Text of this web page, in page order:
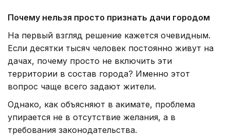
Почему нельзя просто признать дачи городом
На первый взгляд решение кажется очевидным.
Если десятки тысяч человек постоянно живут на
дачах, почему просто не включить эти
территории в состав города? Именно этот
вопрос чаще всего задают жители.
Однако, как объясняют в акимате, проблема
упирается не в отсутствие желания, а в
требования законодательства.